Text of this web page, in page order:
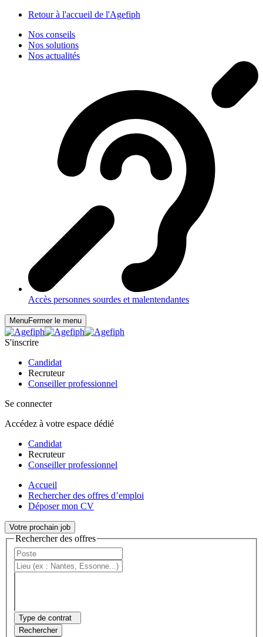
Retour à l'accueil de l'Agefiph
Nos conseils
Nos solutions
Nos actualités
Accès personnes sourdes et malentendantes
MenuFermer le menu
S'inscrire
Candidat
Recruteur
Conseiller professionnel
Se connecter
Accédez à votre espace dédié
Candidat
Recruteur
Conseiller professionnel
Accueil
Rechercher des offres d’emploi
Déposer mon CV
Votre prochain job
Rechercher des offres
Type de contrat
Rechercher